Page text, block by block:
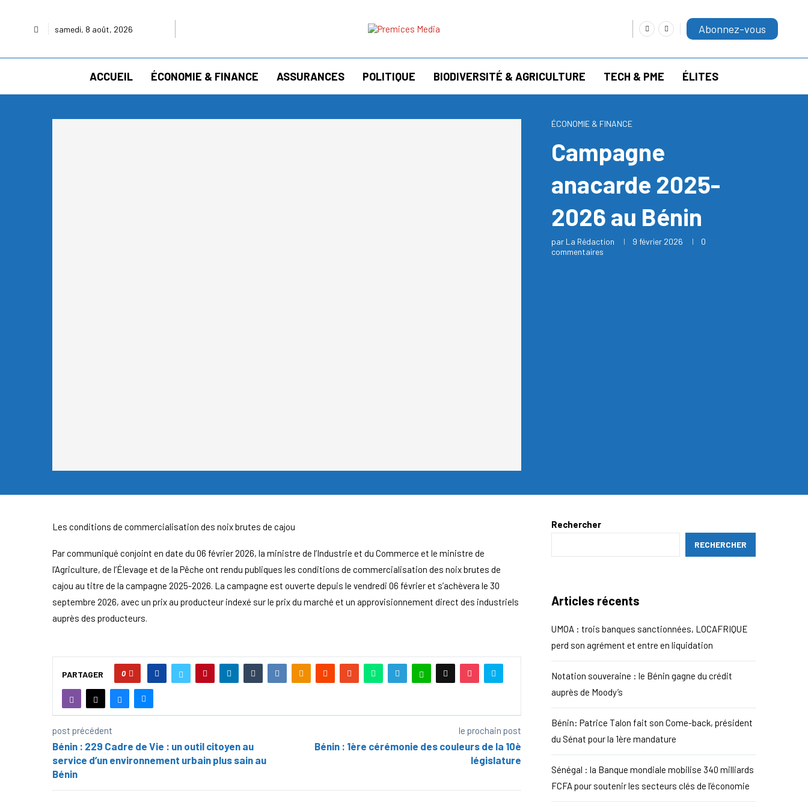
samedi, 8 août, 2026 Abonnez-vous
ACCUEIL ÉCONOMIE & FINANCE ASSURANCES POLITIQUE BIODIVERSITÉ & AGRICULTURE TECH & PME ÉLITES
ÉCONOMIE & FINANCE
Campagne
anacarde 2025-
2026 au Bénin
par La Rédaction 9 février 2026
0
commentaires
Les conditions de commercialisation des noix brutes de cajou
Par communiqué conjoint en date du 06 février 2026, la ministre de l’Industrie et du Commerce et le ministre de
l’Agriculture, de l’Élevage et de la Pêche ont rendu publiques les conditions de commercialisation des noix brutes de
cajou au titre de la campagne 2025-2026. La campagne est ouverte depuis le vendredi 06 février et s’achèvera le 30
septembre 2026, avec un prix au producteur indexé sur le prix du marché et un approvisionnement direct des industriels
auprès des producteurs.
PARTAGER 0
post précédent
Bénin : 229 Cadre de Vie : un outil citoyen au
service d’un environnement urbain plus sain au
Bénin
le prochain post
Bénin : 1ère cérémonie des couleurs de la 10è
législature
Rechercher
RECHERCHER
Articles récents
UMOA : trois banques sanctionnées, LOCAFRIQUE
perd son agrément et entre en liquidation
Notation souveraine : le Bénin gagne du crédit
auprès de Moody’s
Bénin: Patrice Talon fait son Come-back, président
du Sénat pour la 1ère mandature
Sénégal : la Banque mondiale mobilise 340 milliards
FCFA pour soutenir les secteurs clés de l’économie